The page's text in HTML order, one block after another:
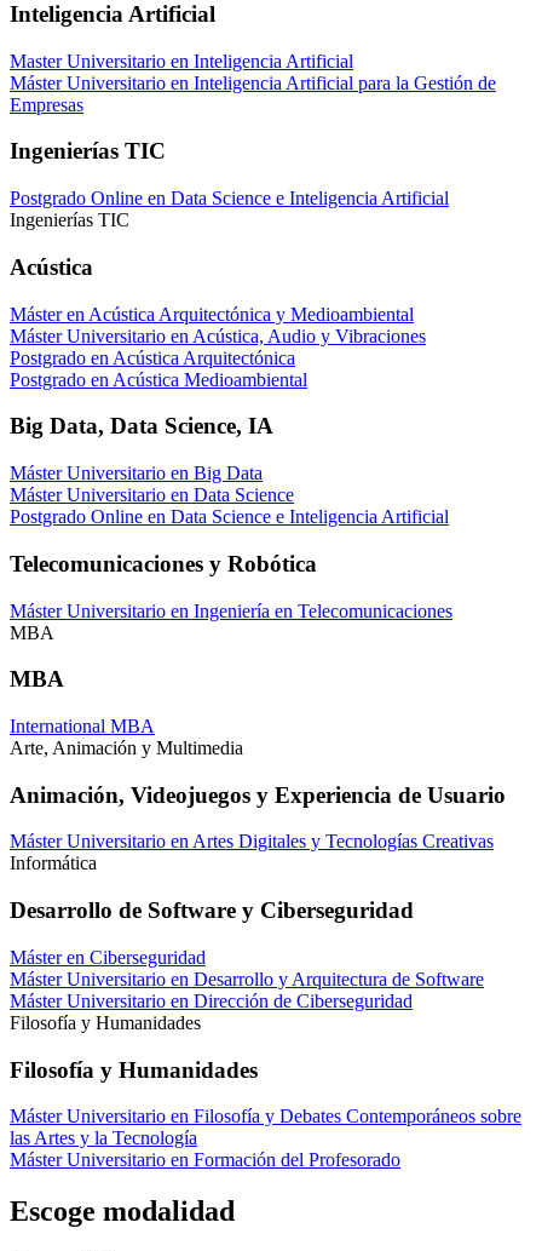
Inteligencia Artificial
Master Universitario en Inteligencia Artificial
Máster Universitario en Inteligencia Artificial para la Gestión de
Empresas
Ingenierías TIC
Postgrado Online en Data Science e Inteligencia Artificial
Ingenierías TIC
Acústica
Máster en Acústica Arquitectónica y Medioambiental
Máster Universitario en Acústica, Audio y Vibraciones
Postgrado en Acústica Arquitectónica
Postgrado en Acústica Medioambiental
Big Data, Data Science, IA
Máster Universitario en Big Data
Máster Universitario en Data Science
Postgrado Online en Data Science e Inteligencia Artificial
Telecomunicaciones y Robótica
Máster Universitario en Ingeniería en Telecomunicaciones
MBA
MBA
International MBA
Arte, Animación y Multimedia
Animación, Videojuegos y Experiencia de Usuario
Máster Universitario en Artes Digitales y Tecnologías Creativas
Informática
Desarrollo de Software y Ciberseguridad
Máster en Ciberseguridad
Máster Universitario en Desarrollo y Arquitectura de Software
Máster Universitario en Dirección de Ciberseguridad
Filosofía y Humanidades
Filosofía y Humanidades
Máster Universitario en Filosofía y Debates Contemporáneos sobre
las Artes y la Tecnología
Máster Universitario en Formación del Profesorado
Escoge modalidad